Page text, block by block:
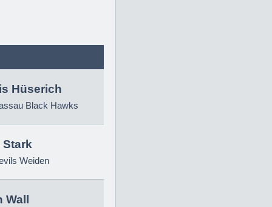
Hüserich
Black Hawks
Stark
Weiden